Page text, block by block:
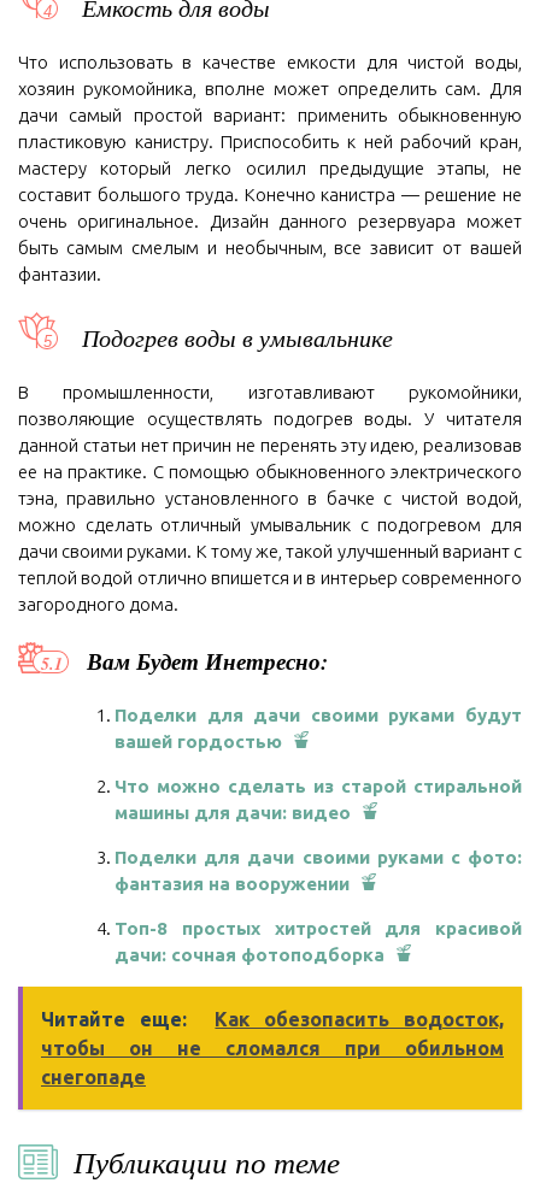
Емкость для воды
Что использовать в качестве емкости для чистой воды,
хозяин рукомойника, вполне может определить сам. Для
дачи самый простой вариант: применить обыкновенную
пластиковую канистру. Приспособить к ней рабочий кран,
мастеру который легко осилил предыдущие этапы, не
составит большого труда. Конечно канистра — решение не
очень оригинальное. Дизайн данного резервуара может
быть самым смелым и необычным, все зависит от вашей
фантазии.
Подогрев воды в умывальнике
В промышленности, изготавливают рукомойники,
позволяющие осуществлять подогрев воды. У читателя
данной статьи нет причин не перенять эту идею, реализовав
ее на практике. С помощью обыкновенного электрического
тэна, правильно установленного в бачке с чистой водой,
можно сделать отличный умывальник с подогревом для
дачи своими руками. К тому же, такой улучшенный вариант с
теплой водой отлично впишется и в интерьер современного
загородного дома.
Вам Будет Инетресно:
Поделки для дачи своими руками будут
вашей гордостью
Что можно сделать из старой стиральной
машины для дачи: видео
Поделки для дачи своими руками с фото:
фантазия на вооружении
Топ-8 простых хитростей для красивой
дачи: сочная фотоподборка
Читайте еще:
Как обезопасить водосток,
чтобы он не сломался при обильном
снегопаде
Публикации по теме